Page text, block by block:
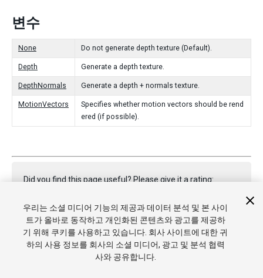
변수
None Do not generate depth texture (Default).
Depth Generate a depth texture.
DepthNormals Generate a depth + normals texture.
MotionVectors
Specifies whether motion vectors should be rend
ered (if possible).
Did you find this page useful? Please give it a rating:
Report a problem on this page
우리는 소셜 미디어 기능의 제공과 데이터 분석 및 본 사이
트가 올바로 동작하고 개인화된 콘텐츠와 광고를 제공하
기 위해 쿠키를 사용하고 있습니다. 회사 사이트에 대한 귀
하의 사용 정보를 회사의 소셜 미디어, 광고 및 분석 협력
사와 공유합니다.